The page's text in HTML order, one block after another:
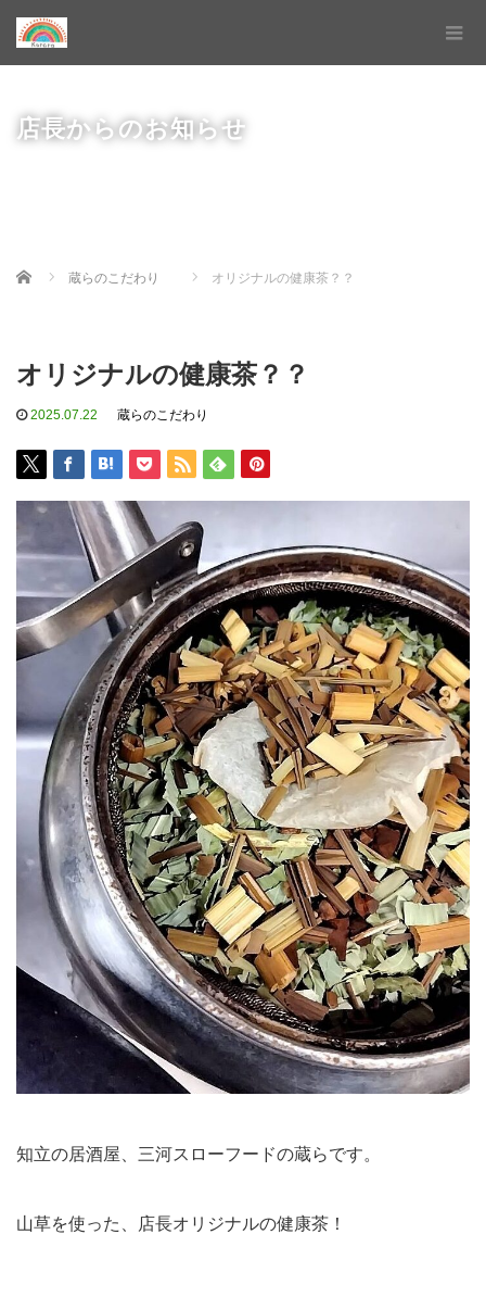
店長からのお知らせ
Home 蔵らのこだわり オリジナルの健康茶？？
オリジナルの健康茶？？
2025.07.22 蔵らのこだわり
知立の居酒屋、三河スローフードの蔵らです。
山草を使った、店長オリジナルの健康茶！